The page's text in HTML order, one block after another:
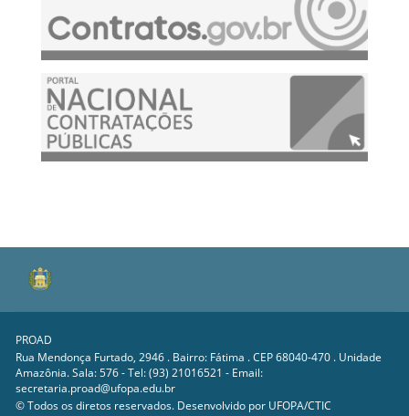
PROAD
Rua Mendonça Furtado, 2946 . Bairro: Fátima . CEP 68040-470 . Unidade
Amazônia. Sala: 576 - Tel: (93) 21016521 - Email:
secretaria.proad@ufopa.edu.br
© Todos os diretos reservados. Desenvolvido por UFOPA/CTIC